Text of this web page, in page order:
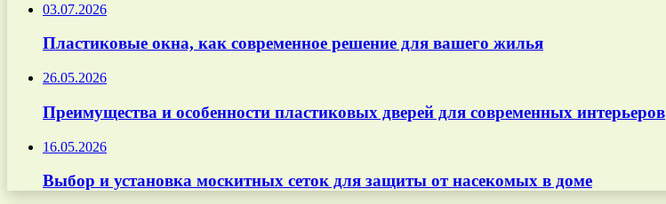
03.07.2026
Пластиковые окна, как современное решение для вашего жилья
26.05.2026
Преимущества и особенности пластиковых дверей для современных интерьеров
16.05.2026
Выбор и установка москитных сеток для защиты от насекомых в доме